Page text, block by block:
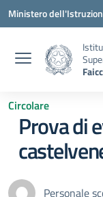
Vai ai contenuti
Vai al menu di
Vai al footer
Ministero
Circolare
Prova di
Personale